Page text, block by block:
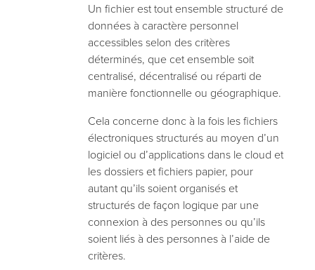
Un fichier est tout ensemble structuré de
données à caractère personnel
accessibles selon des critères
déterminés, que cet ensemble soit
centralisé, décentralisé ou réparti de
manière fonctionnelle ou géographique.
Cela concerne donc à la fois les fichiers
électroniques structurés au moyen d’un
logiciel ou d’applications dans le cloud et
les dossiers et fichiers papier, pour
autant qu’ils soient organisés et
structurés de façon logique par une
connexion à des personnes ou qu’ils
soient liés à des personnes à l’aide de
critères.